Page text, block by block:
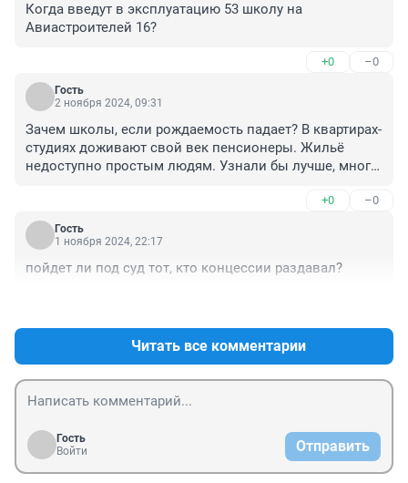
Когда введут в эксплуатацию 53 школу на
Авиастроителей 16?
+0 –0
Гость
2 ноября 2024, 09:31
Зачем школы, если рождаемость падает? В квартирах-
студиях доживают свой век пенсионеры. Жильё
недоступно простым людям. Узнали бы лучше, много
+0 –0
Гость
1 ноября 2024, 22:17
пойдет ли под суд тот, кто концессии раздавал?
Читать все комментарии
Гость
Войти
Отправить